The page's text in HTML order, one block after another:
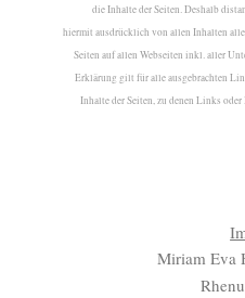
die Inhalte der Seiten. Deshalb
hiermit ausdrücklich von allen Inhalten
Seiten auf allen Webseiten inkl. aller
Erklärung gilt für alle ausgebrachten
Inhalte der Seiten, zu denen Links oder
Miriam Eva